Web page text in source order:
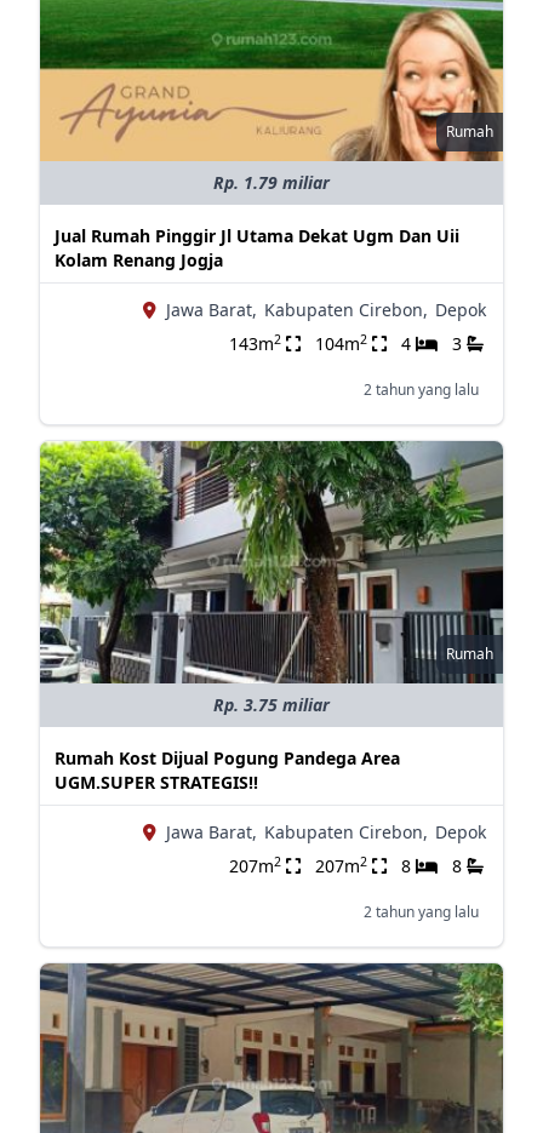
Rumah
Rp. 1.79 miliar
Jual Rumah Pinggir Jl Utama Dekat Ugm Dan Uii
Kolam Renang Jogja
Jawa Barat, Kabupaten Cirebon, Depok
143m2 104m2 4 3
2 tahun yang lalu
Rumah
Rp. 3.75 miliar
Rumah Kost Dijual Pogung Pandega Area
UGM.SUPER STRATEGIS!!
Jawa Barat, Kabupaten Cirebon, Depok
207m2 207m2 8 8
2 tahun yang lalu